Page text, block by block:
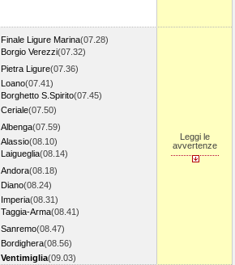
Finale Ligure Marina(07.28)
Borgio Verezzi(07.32)
Pietra Ligure(07.36)
Loano(07.41)
Borghetto S.Spirito(07.45)
Ceriale(07.50)
Albenga(07.59)
Alassio(08.10)
Laigueglia(08.14)
Andora(08.18)
Diano(08.24)
Imperia(08.31)
Taggia-Arma(08.41)
Sanremo(08.47)
Bordighera(08.56)
Ventimiglia(09.03)
Leggi le
avvertenze